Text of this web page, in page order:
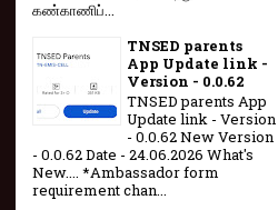
கண்காணிப்...
TNSED parents
App Update link -
Version - 0.0.62
TNSED parents App
Update link - Version
- 0.0.62 New Version
- 0.0.62 Date - 24.06.2026 What's
New.... *Ambassador form
requirement chan...